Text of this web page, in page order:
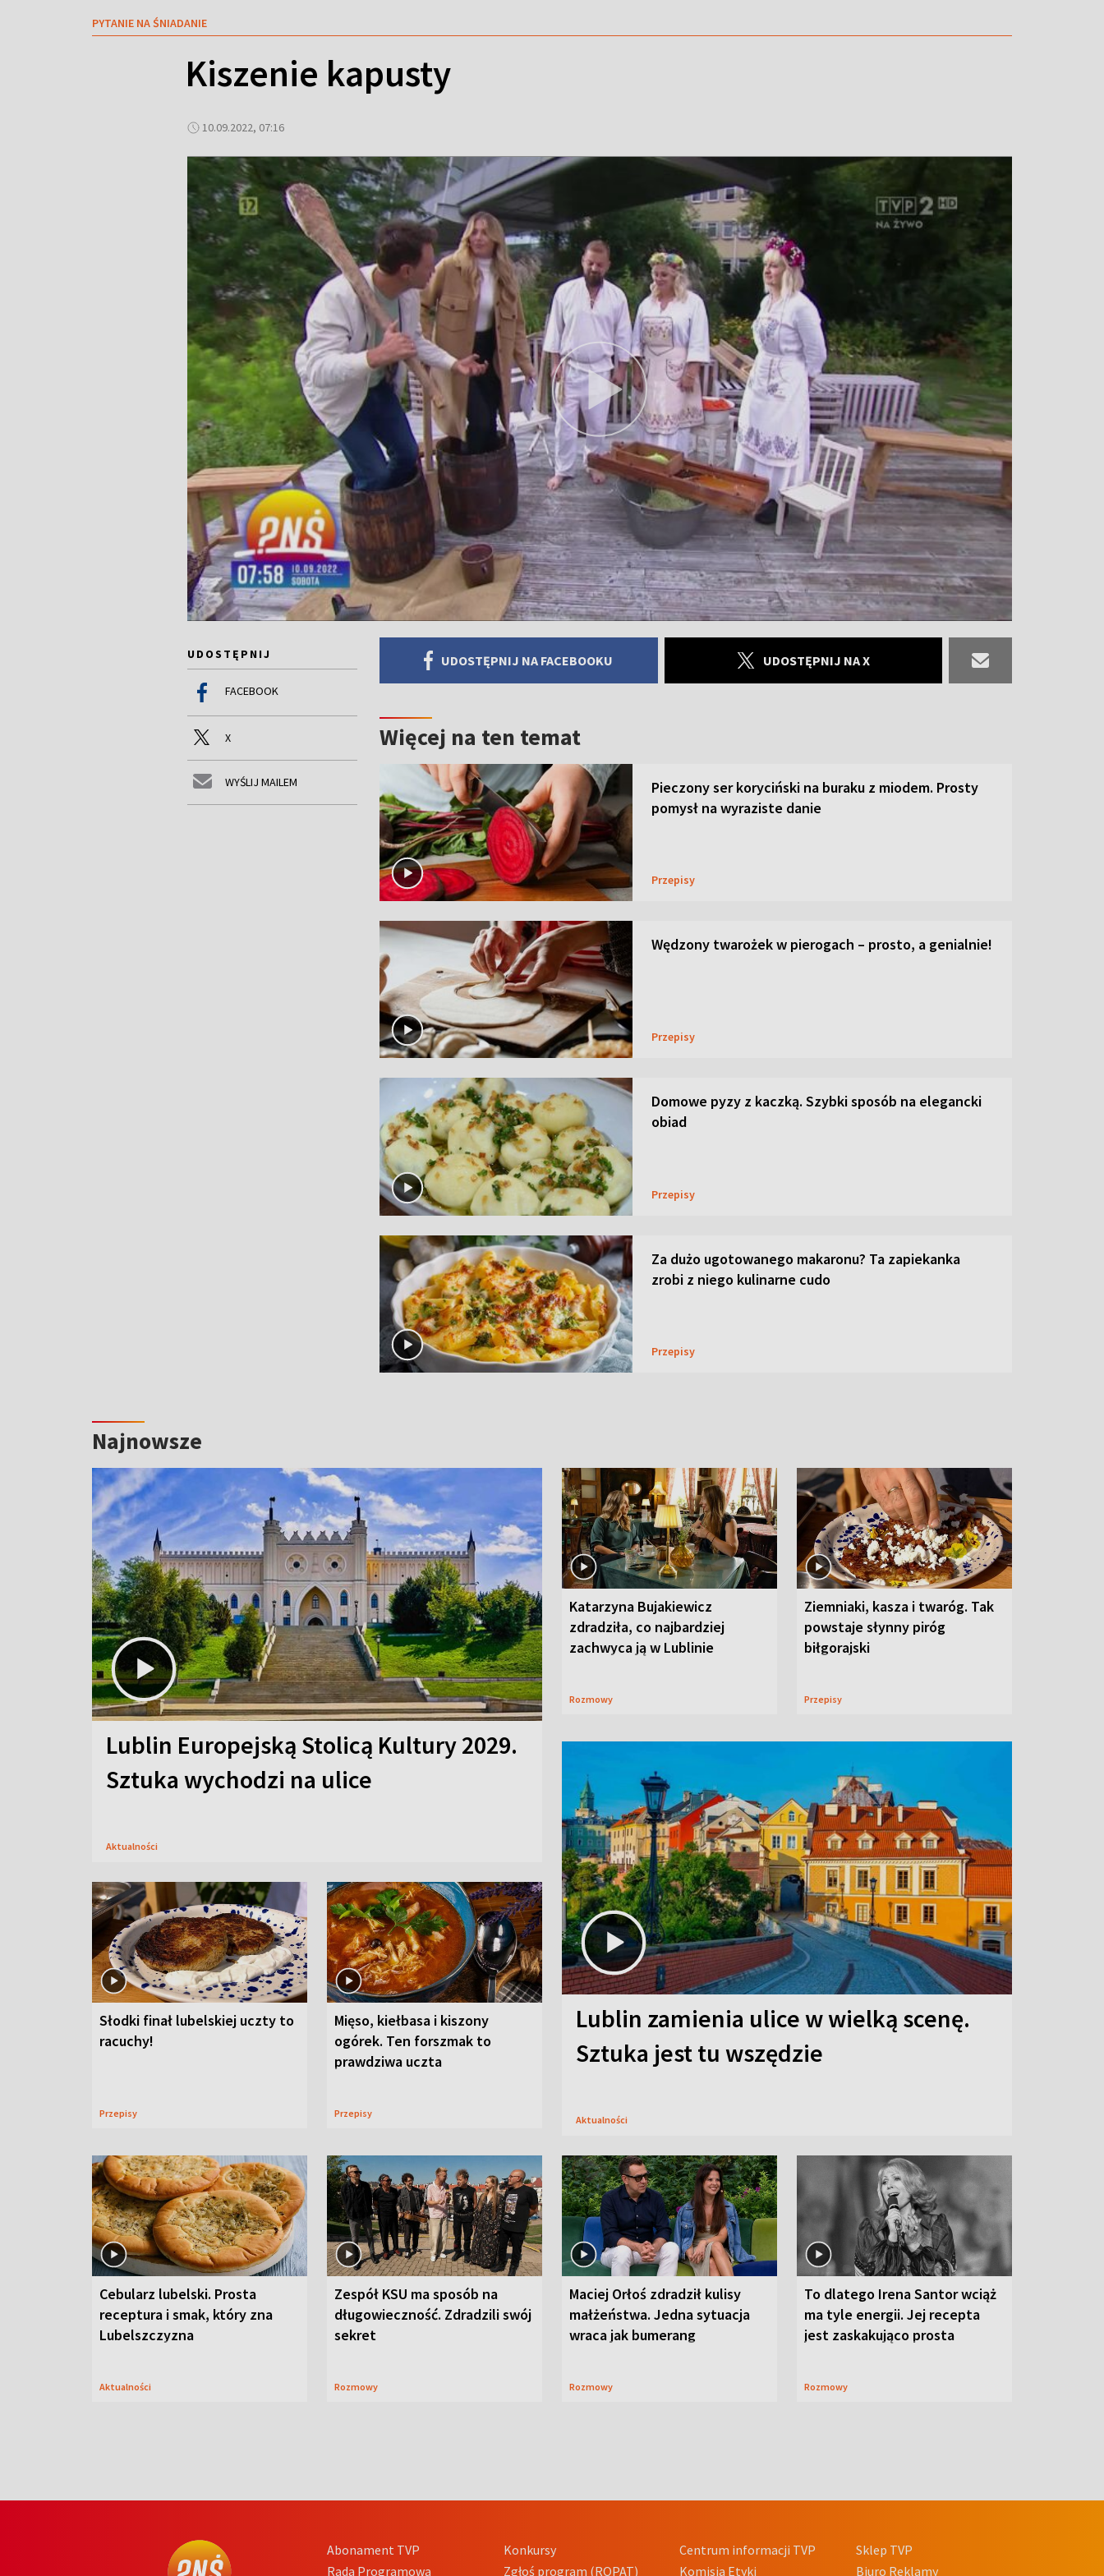
PYTANIE NA ŚNIADANIE
Kiszenie kapusty
10.09.2022, 07:16
UDOSTĘPNIJ
FACEBOOK
X
WYŚLIJ MAILEM
UDOSTĘPNIJ NA FACEBOOKU UDOSTĘPNIJ NA X
Więcej na ten temat
Pieczony ser koryciński na buraku z miodem. Prosty
pomysł na wyraziste danie
Przepisy
Wędzony twarożek w pierogach – prosto, a genialnie!
Przepisy
Domowe pyzy z kaczką. Szybki sposób na elegancki
obiad
Przepisy
Za dużo ugotowanego makaronu? Ta zapiekanka
zrobi z niego kulinarne cudo
Przepisy
Najnowsze
Lublin Europejską Stolicą Kultury 2029.
Sztuka wychodzi na ulice
Aktualności
Katarzyna Bujakiewicz
zdradziła, co najbardziej
zachwyca ją w Lublinie
Rozmowy
Ziemniaki, kasza i twaróg. Tak
powstaje słynny piróg
biłgorajski
Przepisy
Słodki finał lubelskiej uczty to
racuchy!
Przepisy
Mięso, kiełbasa i kiszony
ogórek. Ten forszmak to
prawdziwa uczta
Przepisy
Lublin zamienia ulice w wielką scenę.
Sztuka jest tu wszędzie
Aktualności
Cebularz lubelski. Prosta
receptura i smak, który zna
Lubelszczyzna
Aktualności
Zespół KSU ma sposób na
długowieczność. Zdradzili swój
sekret
Rozmowy
Maciej Orłoś zdradził kulisy
małżeństwa. Jedna sytuacja
wraca jak bumerang
Rozmowy
To dlatego Irena Santor wciąż
ma tyle energii. Jej recepta
jest zaskakująco prosta
Rozmowy
Abonament TVP
Rada Programowa
Konkursy
Zgłoś program (ROPAT)
Centrum informacji TVP
Komisja Etyki
Sklep TVP
Biuro Reklamy